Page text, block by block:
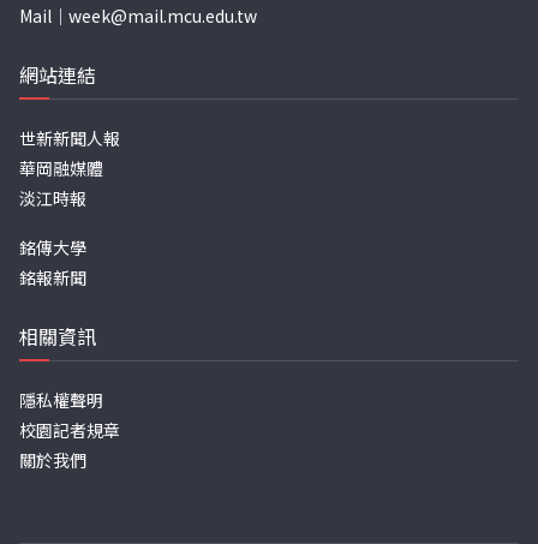
Mail｜ week@mail.mcu.edu.tw
網站連結
世新新聞人報
華岡融媒體
淡江時報
銘傳大學
銘報新聞
相關資訊
隱私權聲明
校園記者規章
關於我們